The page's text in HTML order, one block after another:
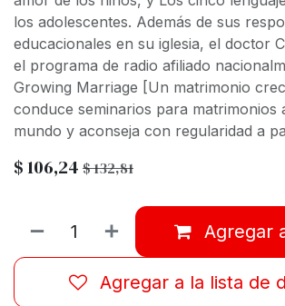
los adolescentes. Además de sus
educacionales en su iglesia, el doctor
el programa de radio afiliado
Growing Marriage [Un matrimonio
conduce seminarios para matrimonios
mundo y aconseja con regularidad a
$106,24 $132,81
Agregar
Agregar a la lista de